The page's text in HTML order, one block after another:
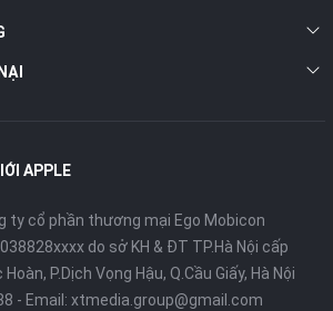
APPLE
ty cổ phần thương mại Ego Mobicon
do sở KH & ĐT TP.Hà Nội cấp
P.Dịch Vọng Hậu, Q.Cầu Giấy, Hà Nội
- Email: xtmedia.group@gmail.com